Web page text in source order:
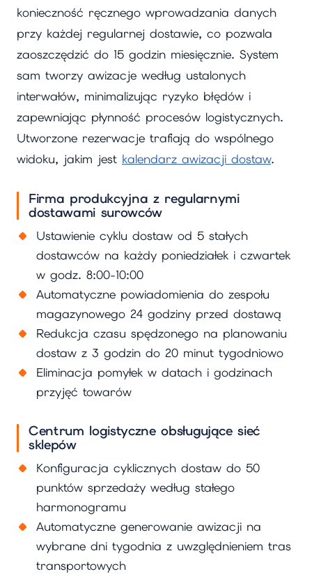
konieczność ręcznego wprowadzania danych
przy każdej regularnej dostawie, co pozwala
zaoszczędzić do 15 godzin miesięcznie. System
sam tworzy awizacje według ustalonych
interwałów, minimalizując ryzyko błędów i
zapewniając płynność procesów logistycznych.
Utworzone rezerwacje trafiają do wspólnego
widoku, jakim jest kalendarz awizacji dostaw.
Firma produkcyjna z regularnymi
dostawami surowców
Ustawienie cyklu dostaw od 5 stałych
dostawców na każdy poniedziałek i czwartek
w godz. 8:00-10:00
Automatyczne powiadomienia do zespołu
magazynowego 24 godziny przed dostawą
Redukcja czasu spędzonego na planowaniu
dostaw z 3 godzin do 20 minut tygodniowo
Eliminacja pomyłek w datach i godzinach
przyjęć towarów
Centrum logistyczne obsługujące sieć
sklepów
Konfiguracja cyklicznych dostaw do 50
punktów sprzedaży według stałego
harmonogramu
Automatyczne generowanie awizacji na
wybrane dni tygodnia z uwzględnieniem tras
transportowych